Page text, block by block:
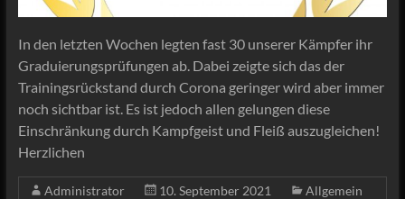
In den letzten Wochen legten fast 30 unserer Kämpfer ihr
Graduierungsprüfungen ab. Dabei zeigte sich das der
Trainingsrückstand durch Corona geringer wird aber immer
noch sichtbar ist. Es ist jedoch allen gelungen diese
Einschränkung durch Kampfgeist und Fleiß auszugleichen!
Herzlichen
Administrator 10. September 2021
Allgemein